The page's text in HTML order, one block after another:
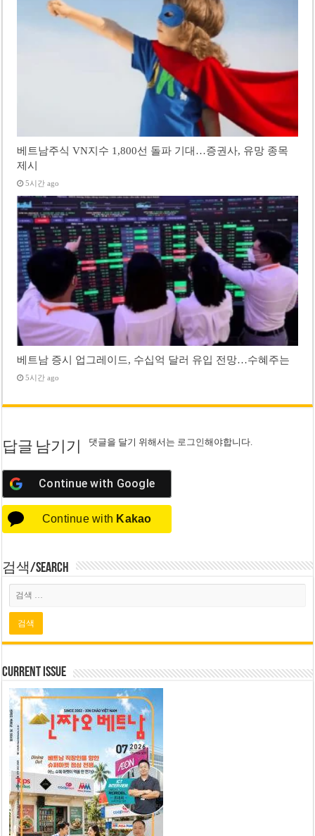
베트남주식 VN지수 1,800선 돌파 기대…증권사, 유망 종목
제시
5시간 ago
베트남 증시 업그레이드, 수십억 달러 유입 전망…수혜주는
5시간 ago
답글 남기기 댓글을 달기 위해서는 로그인해야합니다.
Continue with Google
Continue with Kakao
검색/Search
Current Issue